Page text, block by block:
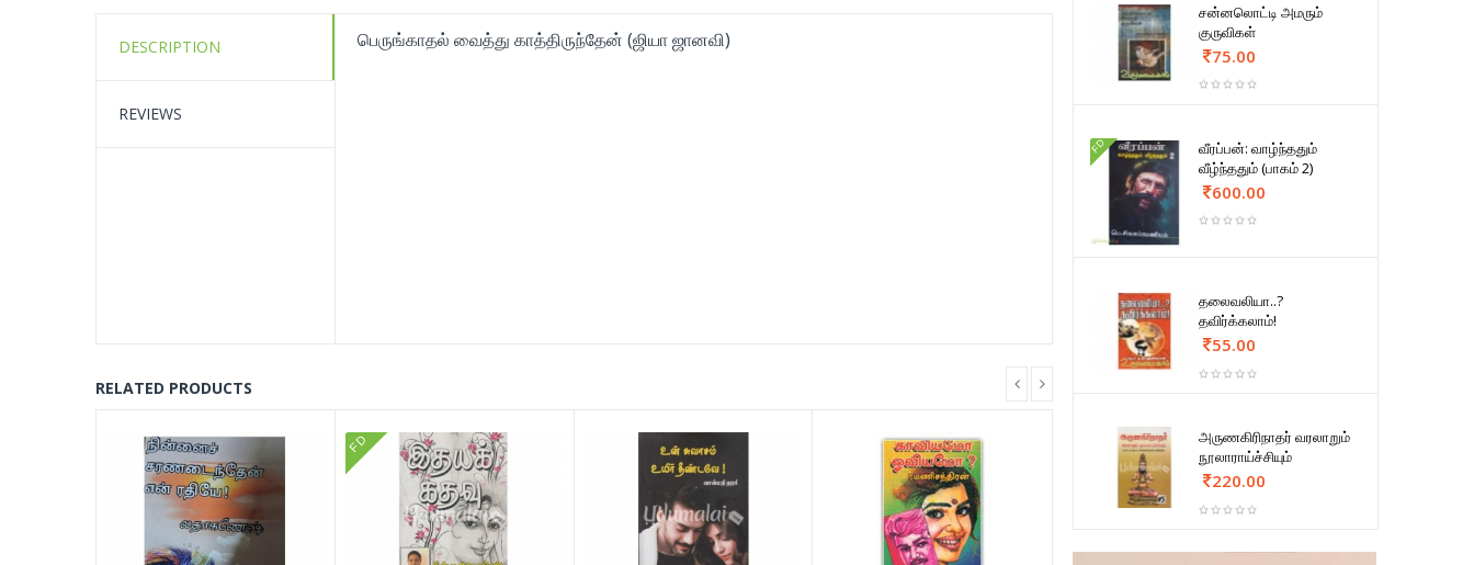
DESCRIPTION
REVIEWS
பெருங்காதல் வைத்து காத்திருந்தேன் (ஜியா ஜானவி)
RELATED PRODUCTS
FD
சன்னலொட்டி அமரும்
குருவிகள்
75.00
FD
வீரப்பன்: வாழ்ந்ததும்
வீழ்ந்ததும் (பாகம் 2)
600.00
தலைவலியா..?
தவிர்க்கலாம்!
55.00
அருணகிரிநாதர் வரலாறும்
நூலாராய்ச்சியும்
220.00